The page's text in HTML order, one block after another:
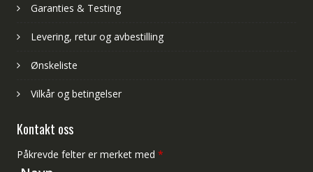
Garanties & Testing
Levering, retur og avbestilling
Ønskeliste
Vilkår og betingelser
Kontakt oss
Påkrevde felter er merket med *